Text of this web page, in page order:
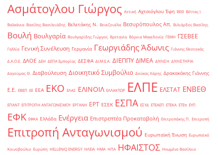
Ασμάτογλου Γιώργος Αττική Αχτσιόγλου Έφη ΒΕΘ Βέττας Ι.
Βαλκάνια Βασίλης Βασιλειάδης Βελετάκης Ν. Βενεζουέλα Βεσυρόπουλος Απ. Βιλιάρδος Βασίλης
Βουλή Βουλγαρία Βουλγαρίδης Γιώργος Βρετανία Βόρεια Μακεδονία ΓΕΜΗ ΓΣΕΒΕΕ
Γαλλία Γενική Συνέλευση Γερμανία Γεωργιάδης Άδωνις Γιάννης Θεοτοκάς
Δ.Α.Ο.Ε. ΔΑΟΕ ΔΕΗ ΔΕΠΑ Εμπορίας ΔΕΣΦΑ ΔΙ.Μ.Ε.Α. ΔΙΕΠΠΥ ΔΙΜΕΑ ΔΙΥΛΙΣΗ ΔΙΥΛΙΣΤΗΡΙΑ
Δαγούμας Θ. Διαβούλευση Διοικητικό Συμβούλιο Δούκας Χάρης Δρακακάκης Γιάννης
Ε.Ε. ΕΒΕΠ ΕΕ ΕΕΑ ΕΚΟ ΕΛΑΣ ΕΛΙΝΟΙΛ ΕΛΛΑΚΤΩΡ ΕΛΠΕ ΕΛΣΤΑΤ ΕΝΒΕΘ
ΕΠΑΝΤ ΕΠΙΤΡΟΠΗ ΑΝΤΑΓΩΝΙΣΜΟΥ ΕΡΓΑΝΗ ΕΡΤ ΕΣΕΚ ΕΣΠΑ ΕΣΥΔ ΕΤΕΑΕΠ ΕΤΕΚΑ ΕΤΕπ ΕΥΠ
ΕΦΚ ΕΦΚΑ Ελλάδα Ενέργεια Επιστρεπτέα Προκαταβολή Επιτροπάκης Π. Επιτροπή
Επιτροπή Ανταγωνισμού Ευρωπαϊκή Ένωση Ευρωπαϊκό
Κοινοβούλιο Ευρώπη ΗELLENiQ ENERGY ΗΛΕΙΑ ΗΜΑ ΗΠΑ ΗΦΑΙΣΤΟΣ Ηνωμένο Βασίλειο